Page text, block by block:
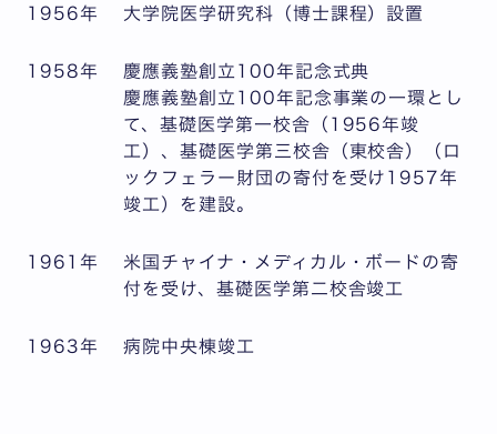
1956年 大学院医学研究科（博士課程）設置
1958年
慶應義塾創立100年記念式典
慶應義塾創立100年記念事業の一環とし
て、基礎医学第一校舎（1956年竣
工）、基礎医学第三校舎（東校舎）（ロ
ックフェラー財団の寄付を受け1957年
竣工）を建設。
1961年
米国チャイナ・メディカル・ボードの寄
付を受け、基礎医学第二校舎竣工
1963年 病院中央棟竣工